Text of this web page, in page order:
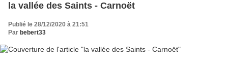
la vallée des Saints - Carnoët
Publié le 28/12/2020 à 21:51
Par bebert33